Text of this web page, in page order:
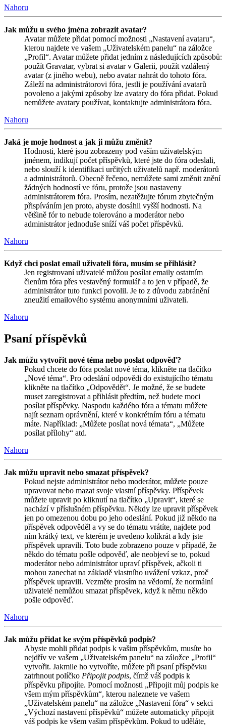
Nahoru
Jak můžu u svého jména zobrazit avatar?
Avatar můžete přidat pomocí možnosti „Nastavení avataru“,
kterou najdete ve vašem „Uživatelském panelu“ na záložce
„Profil“. Avatar můžete přidat jedním z následujících způsobů:
použít Gravatar, vybrat si avatar v Galerii, použít vzdálený
avatar (z jiného webu), nebo avatar nahrát do tohoto fóra.
Záleží na administrátorovi fóra, jestli je používání avatarů
povoleno a jakými způsoby lze avatary do fóra přidat. Pokud
nemůžete avatary používat, kontaktujte administrátora fóra.
Nahoru
Jaká je moje hodnost a jak ji můžu změnit?
Hodnosti, které jsou zobrazeny pod vaším uživatelským
jménem, indikují počet příspěvků, které jste do fóra odeslali,
nebo slouží k identifikaci určitých uživatelů např. moderátorů
a administrátorů. Obecně řečeno, nemůžete sami změnit znění
žádných hodností ve fóru, protože jsou nastaveny
administrátorem fóra. Prosím, nezatěžujte fórum zbytečným
přispíváním jen proto, abyste dosáhli vyšší hodnosti. Na
většině fór to nebude tolerováno a moderátor nebo
administrátor jednoduše sníží váš počet příspěvků.
Nahoru
Když chci poslat email uživateli fóra, musím se přihlásit?
Jen registrovaní uživatelé můžou posílat emaily ostatním
členům fóra přes vestavěný formulář a to jen v případě, že
administrátor tuto funkci povolil. Je to z důvodu zabránění
zneužití emailového systému anonymními uživateli.
Nahoru
Psaní příspěvků
Jak můžu vytvořit nové téma nebo poslat odpověď?
Pokud chcete do fóra poslat nové téma, klikněte na tlačítko
„Nové téma“. Pro odeslání odpovědi do existujícího tématu
klikněte na tlačítko „Odpovědět“. Je možné, že se budete
muset zaregistrovat a přihlásit předtím, než budete moci
posílat příspěvky. Naspodu každého fóra a tématu můžete
najít seznam oprávnění, které v konkrétním fóru a tématu
máte. Například: „Můžete posílat nová témata“, „Můžete
posílat přílohy“ atd.
Nahoru
Jak můžu upravit nebo smazat příspěvek?
Pokud nejste administrátor nebo moderátor, můžete pouze
upravovat nebo mazat svoje vlastní příspěvky. Příspěvek
můžete upravit po kliknutí na tlačítko „Upravit“, které se
nachází v příslušném příspěvku. Někdy lze upravit příspěvek
jen po omezenou dobu po jeho odeslání. Pokud již někdo na
příspěvek odpověděl a vy se do tématu vrátíte, najdete pod
ním krátký text, ve kterém je uvedeno kolikrát a kdy jste
příspěvek upravili. Toto bude zobrazeno pouze v případě, že
někdo do tématu pošle odpověď, ale neobjeví se to, pokud
moderátor nebo administrátor upraví příspěvek, ačkoli ti
mohou zanechat na základě vlastního uvážení vzkaz, proč
příspěvek upravili. Vezměte prosím na vědomí, že normální
uživatelé nemůžou smazat příspěvek, když k němu někdo
pošle odpověď.
Nahoru
Jak můžu přidat ke svým příspěvků podpis?
Abyste mohli přidat podpis k vašim příspěvkům, musíte ho
nejdřív ve vašem „Uživatelském panelu“ na záložce „Profil“
vytvořit. Jakmile ho vytvoříte, můžete při psaní příspěvku
zatrhnout políčko Připojit podpis, čímž váš podpis k
příspěvku připojíte. Pomocí možnosti „Připojit můj podpis ke
všem mým příspěvkům“, kterou naleznete ve vašem
„Uživatelském panelu“ na záložce „Nastavení fóra“ v sekci
„Výchozí nastavení příspěvků“ můžete automaticky připojit
váš podpis ke všem vašim příspěvkům. Pokud to uděláte,